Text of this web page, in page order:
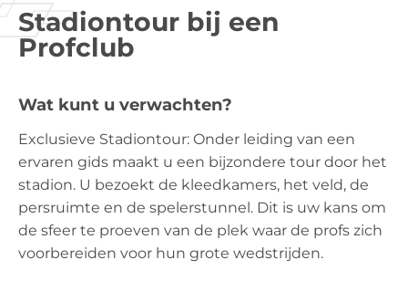
Stadiontour bij een
Profclub
Wat kunt u verwachten?
Exclusieve Stadiontour: Onder leiding van een
ervaren gids maakt u een bijzondere tour door het
stadion. U bezoekt de kleedkamers, het veld, de
persruimte en de spelerstunnel. Dit is uw kans om
de sfeer te proeven van de plek waar de profs zich
voorbereiden voor hun grote wedstrijden.